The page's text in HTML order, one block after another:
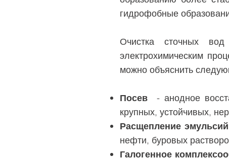
гидрофобные
Очистка сточных
электрохимическим
можно объяснить
Посев - анодное
крупных, устойчивых,
Расщепление эмульсий
нефти, буровых
Галогенное